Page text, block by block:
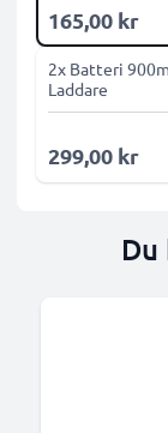
165,00 kr
2x Batteri
Laddare
299,00 kr